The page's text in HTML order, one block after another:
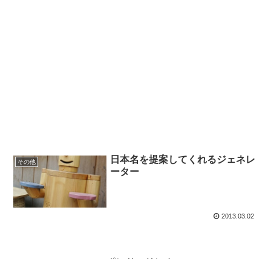
その他
日本名を提案してくれるジェネレ
ーター
2013.03.02